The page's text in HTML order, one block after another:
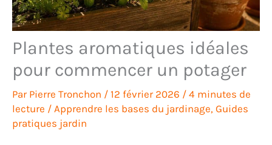
Plantes aromatiques idéales
pour commencer un potager
Par Pierre Tronchon / 12 février 2026 / 4 minutes de
lecture / Apprendre les bases du jardinage, Guides
pratiques jardin